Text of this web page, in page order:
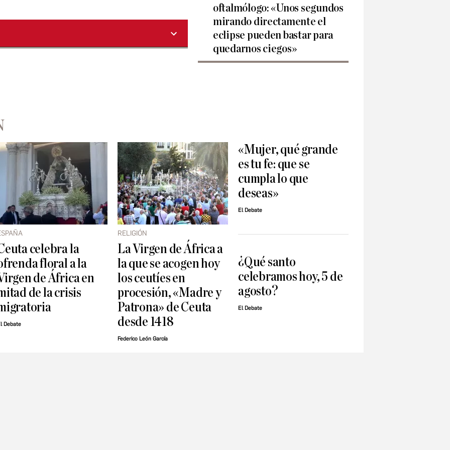
oftalmólogo: «Unos segundos
mirando directamente el
eclipse pueden bastar para
quedarnos ciegos»
celebra la
floral a la
de África en
de la crisis
Debate
RELIGIÓN
La Virgen de África a
la que se acogen hoy
los ceutíes en
procesión, «Madre y
Patrona» de Ceuta
desde 1418
Federico León García
«Mujer, qué grande
es tu fe: que se
cumpla lo que
deseas»
El Debate
¿Qué santo
celebramos hoy, 5 de
agosto?
El Debate